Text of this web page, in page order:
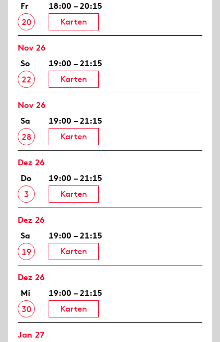
Fr
20
18:00 – 20:15
Karten
Nov 26
So
22
19:00 – 21:15
Karten
Nov 26
Sa
28
19:00 – 21:15
Karten
Dez 26
Do
3
19:00 – 21:15
Karten
Dez 26
Sa
19
19:00 – 21:15
Karten
Dez 26
Mi
30
19:00 – 21:15
Karten
Jan 27